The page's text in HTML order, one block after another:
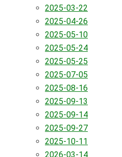
2025-03-22
2025-04-26
2025-05-10
2025-05-24
2025-05-25
2025-07-05
2025-08-16
2025-09-13
2025-09-14
2025-09-27
2025-10-11
2026-03-14